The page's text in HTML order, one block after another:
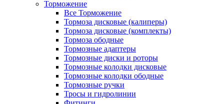
Торможение
Все Торможение
Тормоза дисковые (калиперы)
Тормоза дисковые (комплекты)
Тормоза ободные
Тормозные адаптеры
Тормозные диски и роторы
Тормозные колодки дисковые
Тормозные колодки ободные
Тормозные ручки
Тросы и гидролинии